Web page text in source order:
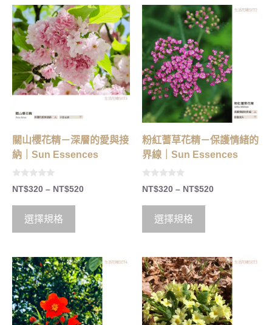
關山櫻花精－深層的愛與接
納｜Sun Essences
0
o
t
5
NT$320 – NT$520
選擇規格
粉紅蓍草花精－保護情緒的
界線｜Sun Essences
0
o
t
5
NT$320 – NT$520
選擇規格